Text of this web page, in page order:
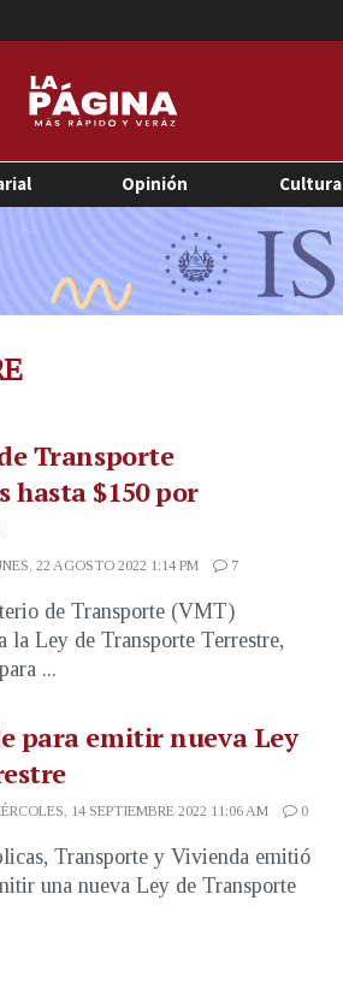
Opinión Cultura
Transporte
$150 por
22 AGOSTO 2022 1:14 PM 7
de Transporte (VMT)
la Ley de Transporte Terrestre,
...
para emitir nueva Ley
14 SEPTIEMBRE 2022 11:06 AM 0
Transporte y Vivienda emitió
una nueva Ley de Transporte